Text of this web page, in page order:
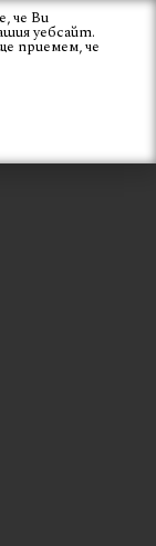
че Ви
уебсайт.
приемем, че